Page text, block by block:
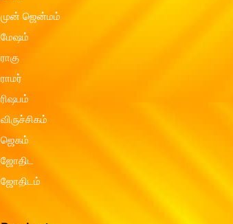
முன் ஜென்மம்
மேஷம்
ராகு
ராமர்
ரிஷபம்
விருச்சிகம்
ஜெகம்
ஜோதிட
ஜோதிடம்